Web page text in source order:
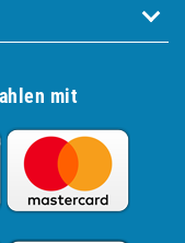
mit